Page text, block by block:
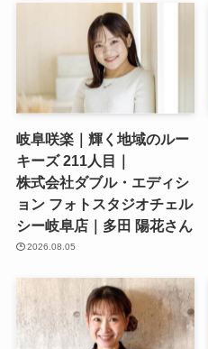
岐阜咲楽｜輝く地域のルー
キーズ 211人目｜
株式会社ダブル・エディシ
ョン フォトスタジオチェル
シー岐阜店｜多田 陽花さん
2026.08.05